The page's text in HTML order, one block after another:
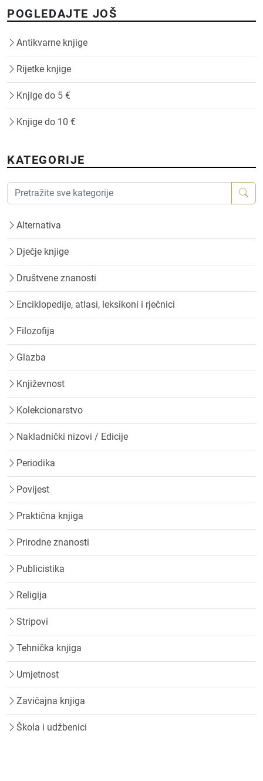
POGLEDAJTE JOŠ
Antikvarne knjige
Rijetke knjige
Knjige do 5 €
Knjige do 10 €
KATEGORIJE
Alternativa
Dječje knjige
Društvene znanosti
Enciklopedije, atlasi, leksikoni i rječnici
Filozofija
Glazba
Književnost
Kolekcionarstvo
Nakladnički nizovi / Edicije
Periodika
Povijest
Praktična knjiga
Prirodne znanosti
Publicistika
Religija
Stripovi
Tehnička knjiga
Umjetnost
Zavičajna knjiga
Škola i udžbenici